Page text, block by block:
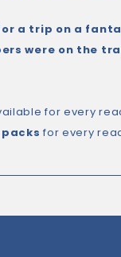
a trip on a
were on the
for every
packs for every